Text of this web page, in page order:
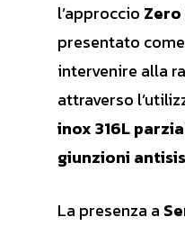
l’approccio
presentato
intervenire alla
attraverso
inox 316L
giunzioni
La presenza a